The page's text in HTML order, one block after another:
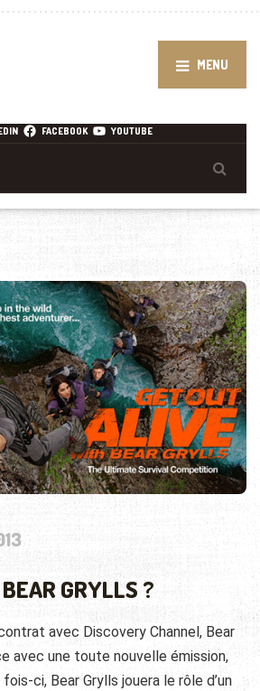
MENU
FACEBOOK YOUTUBE
GRYLLS ?
avec Discovery Channel, Bear
avec une toute nouvelle émission,
ci, Bear Grylls jouera le rôle d’un